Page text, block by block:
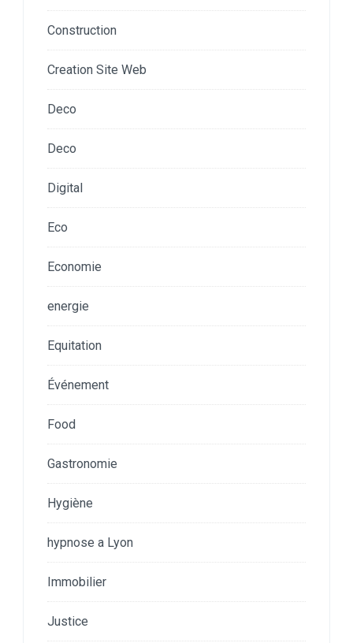
Construction
Creation Site Web
Deco
Deco
Digital
Eco
Economie
energie
Equitation
Événement
Food
Gastronomie
Hygiène
hypnose a Lyon
Immobilier
Justice